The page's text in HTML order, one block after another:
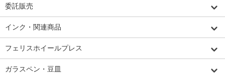
委託販売
インク・関連商品
フェリスホイールプレス
ガラスペン・豆皿